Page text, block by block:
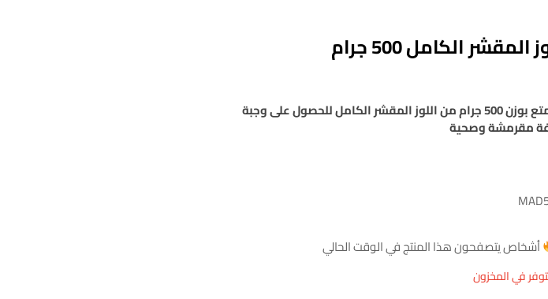
المقشر الكامل 500 جرام
استمتع بوزن 500 جرام من اللوز المقشر الكامل للحصول على وجبة
مقرمشة وصحية
MAD
أشخاص يتصفحون هذا المنتج في الوقت الحالي
في المخزون